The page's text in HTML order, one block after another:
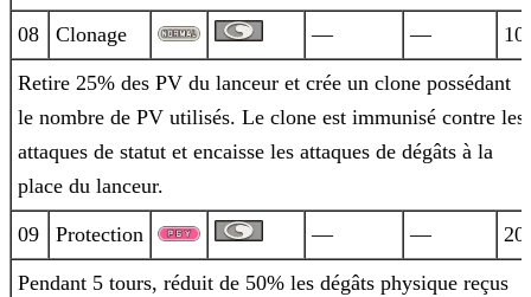
08 Clonage — — 10
Retire 25% des PV du lanceur et crée un clone possédant
le nombre de PV utilisés. Le clone est immunisé contre les
attaques de statut et encaisse les attaques de dégâts à la
place du lanceur.
09 Protection — — 20
Pendant 5 tours, réduit de 50% les dégâts physique reçus